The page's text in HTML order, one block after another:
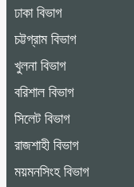
ঢাকা বিভাগ
চট্টগ্রাম বিভাগ
খুলনা বিভাগ
বরিশাল বিভাগ
সিলেট বিভাগ
রাজশাহী বিভাগ
ময়মনসিংহ বিভাগ